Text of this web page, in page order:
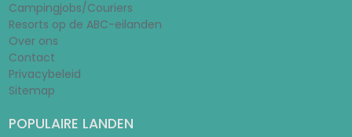
Campingjobs/Couriers
Resorts op de ABC-eilanden
Over ons
Contact
Privacybeleid
Sitemap
POPULAIRE LANDEN